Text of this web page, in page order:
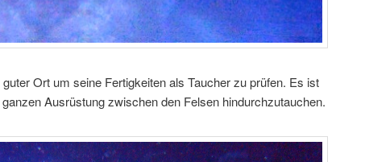
Ort um seine Fertigkeiten als Taucher zu prüfen. Es ist
Ausrüstung zwischen den Felsen hindurchzutauchen.